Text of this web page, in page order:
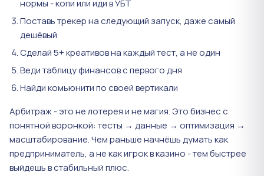
нормы - копи или иди в УБТ
Поставь трекер на следующий запуск, даже самый
дешёвый
Сделай 5+ креативов на каждый тест, а не один
Веди таблицу финансов с первого дня
Найди комьюнити по своей вертикали
Арбитраж - это не лотерея и не магия. Это бизнес с
понятной воронкой: тесты → данные → оптимизация →
масштабирование. Чем раньше начнёшь думать как
предприниматель, а не как игрок в казино - тем быстрее
выйдешь в стабильный плюс.